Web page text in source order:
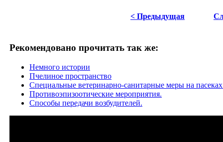
< Предыдущая
Рекомендовано прочитать так же:
Немного истории
Пчелиное пространство
Специальные ветеринарно-санитарные меры на
Противоэпизоотические мероприятия.
Способы передачи возбудителей.